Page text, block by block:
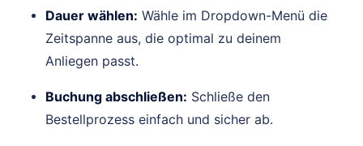
Dauer wählen: Wähle im Dropdown-Menü die
Zeitspanne aus, die optimal zu deinem
Anliegen passt.
Buchung abschließen: Schließe den
Bestellprozess einfach und sicher ab.